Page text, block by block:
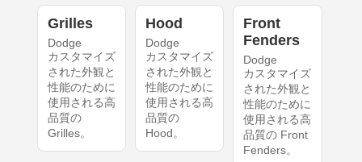
Grilles
Dodge
カスタマイズ
された外観と
性能のために
使用される高
品質の
Grilles。
Hood
Dodge
カスタマイズ
された外観と
性能のために
使用される高
品質の
Hood。
Front
Fenders
Dodge
カスタマイズ
された外観と
性能のために
使用される高
品質の Front
Fenders。